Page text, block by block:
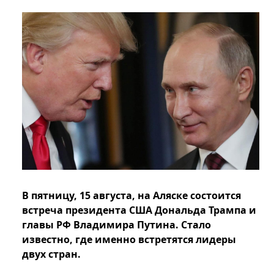
В пятницу, 15 августа, на Аляске состоится
встреча президента США Дональда Трампа и
главы РФ Владимира Путина. Стало
известно, где именно встретятся лидеры
двух стран.